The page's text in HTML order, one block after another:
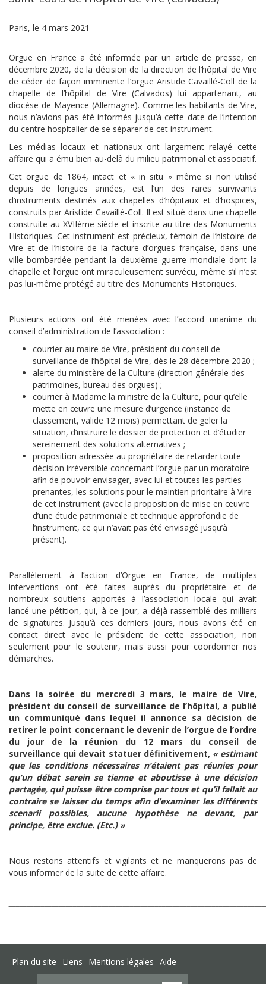
Paris, le 4 mars 2021
Orgue en France a été informée par un article de presse, en
décembre 2020, de la décision de la direction de l’hôpital de Vire
de céder de façon imminente l’orgue Aristide Cavaillé-Coll de la
chapelle de l’hôpital de Vire (Calvados) lui appartenant, au
diocèse de Mayence (Allemagne). Comme les habitants de Vire,
nous n’avions pas été informés jusqu’à cette date de l’intention
du centre hospitalier de se séparer de cet instrument.
Les médias locaux et nationaux ont largement relayé cette
affaire qui a ému bien au-delà du milieu patrimonial et associatif.
Cet orgue de 1864, intact et « in situ » même si non utilisé
depuis de longues années, est l’un des rares survivants
d’instruments destinés aux chapelles d’hôpitaux et d’hospices,
construits par Aristide Cavaillé-Coll. Il est situé dans une chapelle
construite au XVIIème siècle et inscrite au titre des Monuments
Historiques. Cet instrument est précieux, témoin de l’histoire de
Vire et de l’histoire de la facture d’orgues française, dans une
ville bombardée pendant la deuxième guerre mondiale dont la
chapelle et l’orgue ont miraculeusement survécu, même s’il n’est
pas lui-même protégé au titre des Monuments Historiques.
Plusieurs actions ont été menées avec l’accord unanime du
conseil d’administration de l’association :
courrier au maire de Vire, président du conseil de
surveillance de l’hôpital de Vire, dès le 28 décembre 2020 ;
alerte du ministère de la Culture (direction générale des
patrimoines, bureau des orgues) ;
courrier à Madame la ministre de la Culture, pour qu’elle
mette en œuvre une mesure d’urgence (instance de
classement, valide 12 mois) permettant de geler la
situation, d’instruire le dossier de protection et d’étudier
sereinement des solutions alternatives ;
proposition adressée au propriétaire de retarder toute
décision irréversible concernant l’orgue par un moratoire
afin de pouvoir envisager, avec lui et toutes les parties
prenantes, les solutions pour le maintien prioritaire à Vire
de cet instrument (avec la proposition de mise en œuvre
d’une étude patrimoniale et technique approfondie de
l’instrument, ce qui n’avait pas été envisagé jusqu’à
présent).
Parallèlement à l’action d’Orgue en France, de multiples
interventions ont été faites auprès du propriétaire et de
nombreux soutiens apportés à l’association locale qui avait
lancé une pétition, qui, à ce jour, a déjà rassemblé des milliers
de signatures. Jusqu’à ces derniers jours, nous avons été en
contact direct avec le président de cette association, non
seulement pour le soutenir, mais aussi pour coordonner nos
démarches.
Dans la soirée du mercredi 3 mars, le maire de Vire,
président du conseil de surveillance de l’hôpital, a publié
un communiqué dans lequel il annonce sa décision de
retirer le point concernant le devenir de l’orgue de l’ordre
du jour de la réunion du 12 mars du conseil de
surveillance qui devait statuer définitivement, « estimant
que les conditions nécessaires n’étaient pas réunies pour
qu’un débat serein se tienne et aboutisse à une décision
partagée, qui puisse être comprise par tous et qu’il fallait au
contraire se laisser du temps afin d’examiner les différents
scenarii possibles, aucune hypothèse ne devant, par
principe, être exclue. (Etc.) »
Nous restons attentifs et vigilants et ne manquerons pas de
vous informer de la suite de cette affaire.
Plan du site Liens Mentions légales Aide